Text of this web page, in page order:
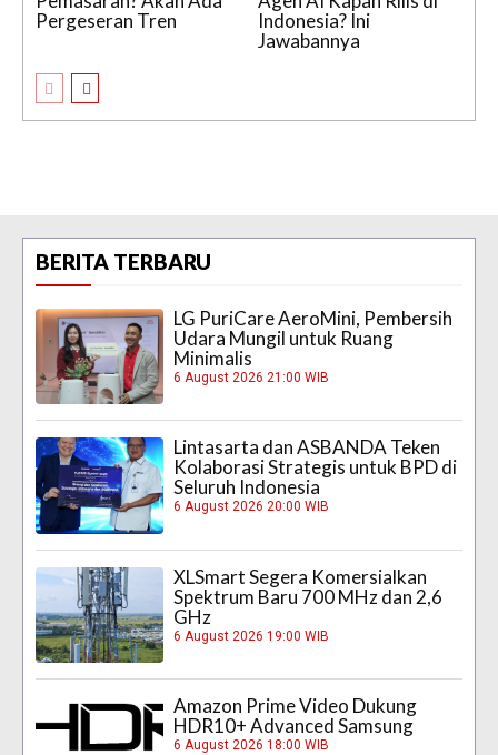
Pergeseran Tren
Indonesia? Ini
Jawabannya
BERITA TERBARU
LG PuriCare AeroMini, Pembersih
Udara Mungil untuk Ruang
Minimalis
6 August 2026 21:00 WIB
Lintasarta dan ASBANDA Teken
Kolaborasi Strategis untuk BPD di
Seluruh Indonesia
6 August 2026 20:00 WIB
XLSmart Segera Komersialkan
Spektrum Baru 700 MHz dan 2,6
GHz
6 August 2026 19:00 WIB
Amazon Prime Video Dukung
HDR10+ Advanced Samsung
6 August 2026 18:00 WIB